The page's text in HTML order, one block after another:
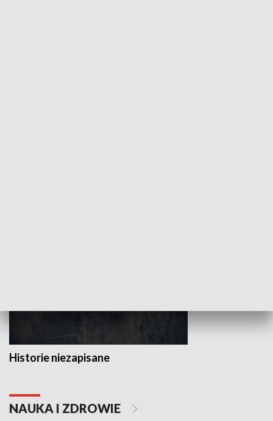
Historie niezapisane
NAUKA I ZDROWIE